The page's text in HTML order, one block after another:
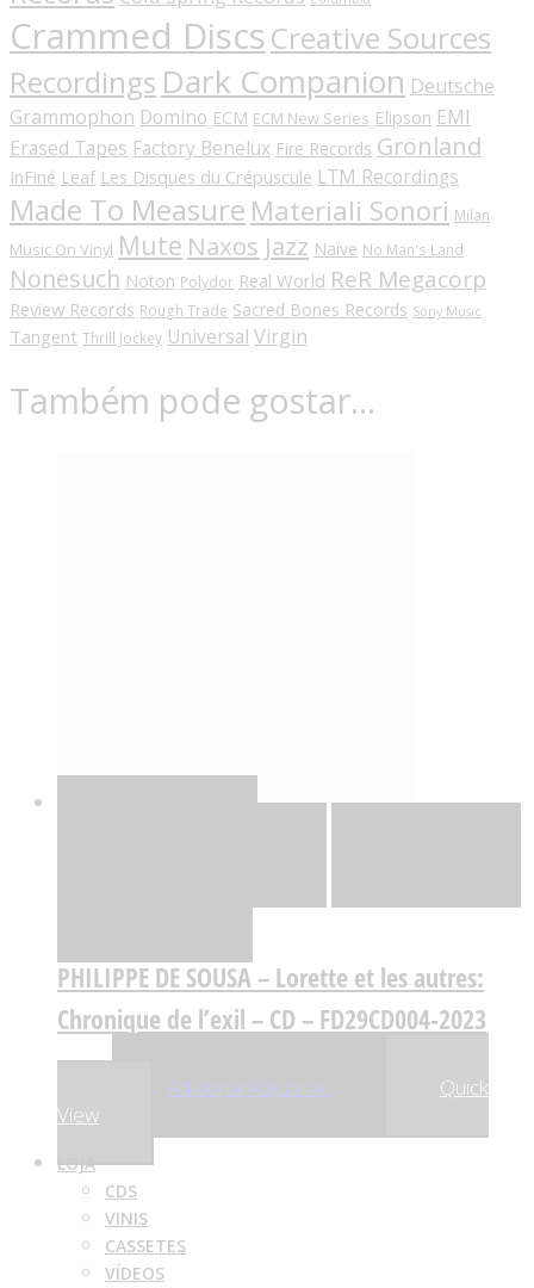
Crammed Discs Creative Sources
Recordings Dark Companion Deutsche
Grammophon Domino ECM ECM New Series Elipson EMI
Erased Tapes Factory Benelux Fire Records Grönland
InFiné Leaf Les Disques du Crépuscule LTM Recordings
Made To Measure Materiali Sonori Milan
Music On Vinyl Mute Naxos Jazz Naïve No Man's Land
Nonesuch Noton Polydor Real World ReR Megacorp
Review Records Rough Trade Sacred Bones Records Sony Music
Tangent Thrill Jockey Universal Virgin
Também pode gostar…
PHILIPPE DE SOUSA – Lorette et les autres:
Chronique de l’exil – CD – FD29CD004-2023
AdicionarAdicionar
Quick
View
LOJA
CDS
VINIS
CASSETES
VÍDEOS